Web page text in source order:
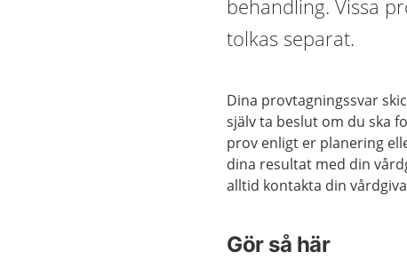
behandling. Vissa
tolkas separat.
Dina provtagningssvar
själv ta beslut om du ska
prov enligt er planering
dina resultat med din
alltid kontakta din
Gör så här